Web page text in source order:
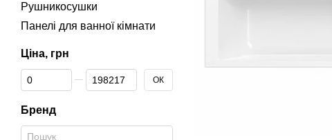
Рушникосушки
Панелі для ванної кімнати
Ціна, грн
Від Ціна, грн
До Ціна, грн ОК
Бренд